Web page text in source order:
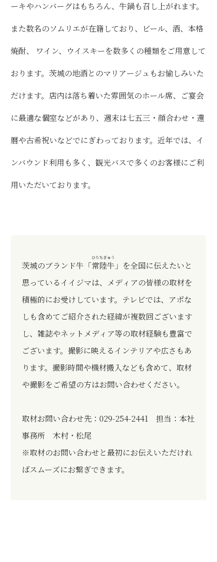
ーキやハンバーグはもちろん、牛鍋も召し上がれます。
また数名のソムリエが在籍しており、ビール、酒、本格
焼酎、 ワイン、ウイスキーを数多くの種類をご用意して
おります。茨城の地酒とのマリアージュもお愉しみいた
だけます。店内は落ち着いた雰囲気のホール席、ご宴会
に最適な個室などがあり、週末は七五三・顔合わせ・還
暦や古希祝いなどでにぎわっております。近年では、イ
ンバウンド利用も多く、観光バスで多くのお客様にご利
用いただいております。
茨城のブランド牛「常陸牛
ひたちぎゅう
」を全国に伝えたいと
思っているイイジマは、メディアの皆様の取材を
積極的にお受けしています。テレビでは、アポな
しも含めてご紹介された経緯が複数回ございます
し、雑誌やネットメディア等の取材経験も豊富で
ございます。撮影に映えるインテリアや広さもあ
ります。撮影時間や機材搬入なども含めて、取材
や撮影をご希望の方はお問い合わせください。
取材お問い合わせ先：029-254-2441 担当：本社
事務所 木村・松尾
※取材のお問い合わせと最初にお伝えいただけれ
ばスムーズにお繋ぎできます。